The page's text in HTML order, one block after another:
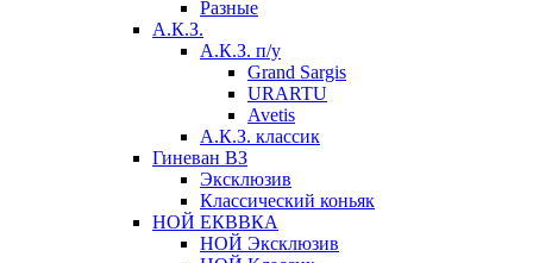
Разные
А.К.З.
А.К.З. п/у
Grand Sargis
URARTU
Avetis
А.К.З. классик
Гиневан ВЗ
Эксклюзив
Классический коньяк
НОЙ ЕКВВКА
НОЙ Эксклюзив